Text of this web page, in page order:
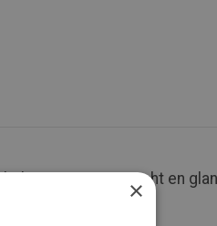
je in no-time zacht en
×